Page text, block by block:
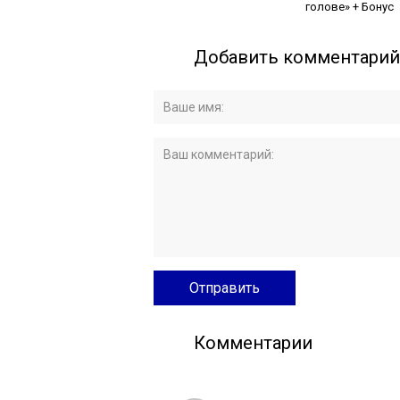
голове» + Бонус
Добавить комментарий
Комментарии